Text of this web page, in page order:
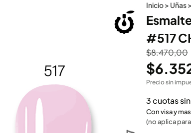
Inicio> Uñas>
#517
$8.470,00
$
Precio sin
3 cuotas
Con visa y
(no aplica